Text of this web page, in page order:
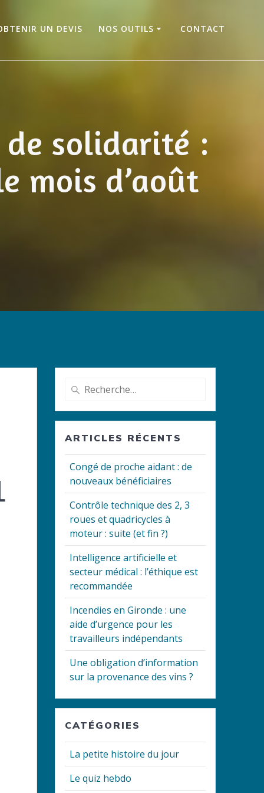
UN DEVIS NOS OUTILS CONTACT
de solidarité :
mois d’août
Recherche
:
ARTICLES RÉCENTS
Congé de proche aidant : de
nouveaux bénéficiaires
Contrôle technique des 2, 3
roues et quadricycles à
moteur : suite (et fin ?)
Intelligence artificielle et
secteur médical : l’éthique est
recommandée
Incendies en Gironde : une
aide d’urgence pour les
travailleurs indépendants
Une obligation d’information
sur la provenance des vins ?
CATÉGORIES
La petite histoire du jour
Le quiz hebdo